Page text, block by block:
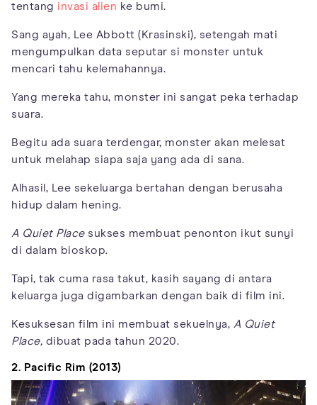
tentang invasi alien ke bumi.
Sang ayah, Lee Abbott (Krasinski), setengah mati
mengumpulkan data seputar si monster untuk
mencari tahu kelemahannya.
Yang mereka tahu, monster ini sangat peka terhadap
suara.
Begitu ada suara terdengar, monster akan melesat
untuk melahap siapa saja yang ada di sana.
Alhasil, Lee sekeluarga bertahan dengan berusaha
hidup dalam hening.
A Quiet Placesukses membuat penonton ikut sunyi
di dalam bioskop.
Tapi, tak cuma rasa takut, kasih sayang di antara
keluarga juga digambarkan dengan baik di film ini.
Kesuksesan film ini membuat sekuelnya, A Quiet
Place, dibuat pada tahun 2020.
2. Pacific Rim (2013)